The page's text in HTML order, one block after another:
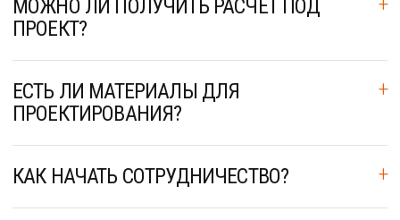
МОЖНО ЛИ ПОЛУЧИТЬ РАСЧЁТ ПОД
ПРОЕКТ?
ЕСТЬ ЛИ МАТЕРИАЛЫ ДЛЯ
ПРОЕКТИРОВАНИЯ?
КАК НАЧАТЬ СОТРУДНИЧЕСТВО?